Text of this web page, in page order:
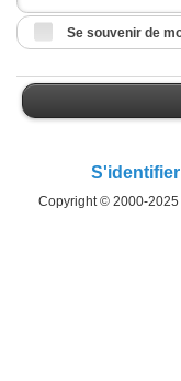
Se souvenir de
S'identifier
Copyright © 2000-